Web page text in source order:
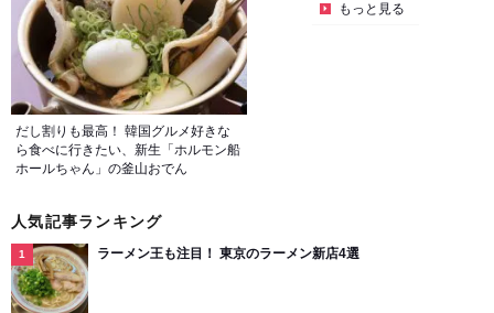
だし割りも最高！ 韓国グルメ好きな
ら食べに行きたい、新生「ホルモン船
ホールちゃん」の釜山おでん
もっと見る
人気記事ランキング
ラーメン王も注目！ 東京のラーメン新店4選